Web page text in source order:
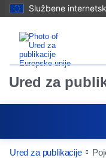
Službene
Ured za
Ured za publikacije